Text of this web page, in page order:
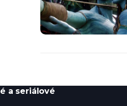
a seriálové